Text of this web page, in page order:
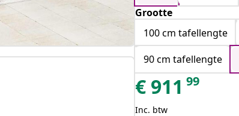
Grootte
100 cm tafellengte
90 cm tafellengte
€ 911 99
Inc. btw